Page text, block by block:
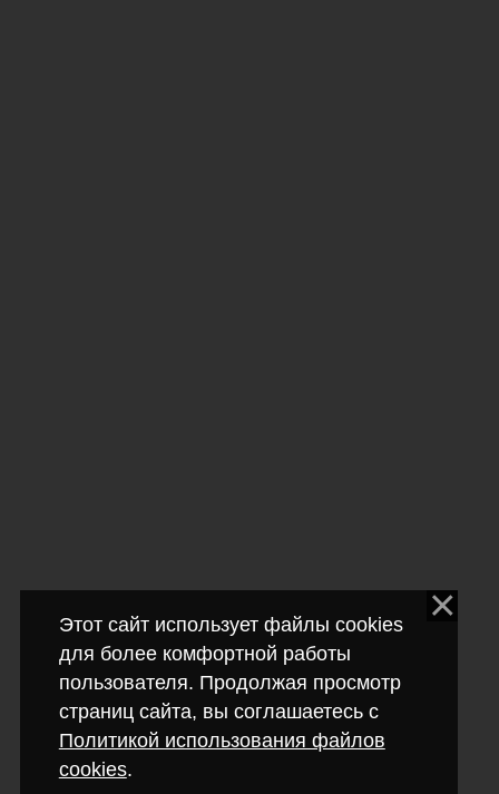
Этот сайт использует файлы cookies
для более комфортной работы
пользователя. Продолжая просмотр
страниц сайта, вы соглашаетесь с
Политикой использования файлов
cookies.